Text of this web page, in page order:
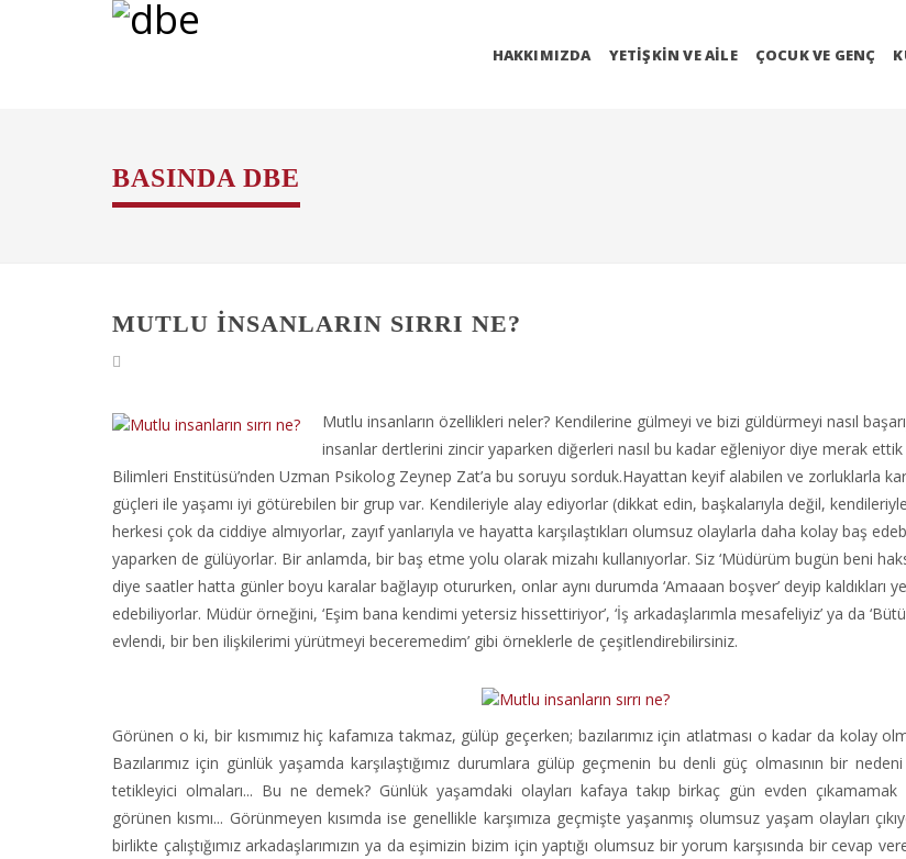
HAKKIMIZDA YETIŞKIN VE AILE ÇOCUK VE GENÇ
BASINDA DBE
MUTLU INSANLARIN SIRRI NE?
Mutlu insanların özellikleri neler? Kendilerine gülmeyi ve bizi güldürmeyi nasıl
insanlar dertlerini zincir yaparken diğerleri nasıl bu kadar eğleniyor diye merak ettik
Bilimleri Enstitüsü’nden Uzman Psikolog Zeynep Zat’a bu soruyu sorduk.Hayattan keyif alabilen ve zorluklarla
güçleri ile yaşamı iyi götürebilen bir grup var. Kendileriyle alay ediyorlar (dikkat edin, başkalarıyla değil,
herkesi çok da ciddiye almıyorlar, zayıf yanlarıyla ve hayatta karşılaştıkları olumsuz olaylarla daha kolay baş
yaparken de gülüyorlar. Bir anlamda, bir baş etme yolu olarak mizahı kullanıyorlar. Siz ‘Müdürüm bugün beni
diye saatler hatta günler boyu karalar bağlayıp otururken, onlar aynı durumda ‘Amaaan boşver’ deyip kaldıkları
edebiliyorlar. Müdür örneğini, ‘Eşim bana kendimi yetersiz hissettiriyor’, ‘İş arkadaşlarımla mesafeliyiz’ ya da
evlendi, bir ben ilişkilerimi yürütmeyi beceremedim’ gibi örneklerle de çeşitlendirebilirsiniz.
Görünen o ki, bir kısmımız hiç kafamıza takmaz, gülüp geçerken; bazılarımız için atlatması o kadar da kolay
Bazılarımız için günlük yaşamda karşılaştığımız durumlara gülüp geçmenin bu denli güç olmasının bir
tetikleyici olmaları... Bu ne demek? Günlük yaşamdaki olayları kafaya takıp birkaç gün evden çıkamamak
görünen kısmı... Görünmeyen kısımda ise genellikle karşımıza geçmişte yaşanmış olumsuz yaşam olayları
birlikte çalıştığımız arkadaşlarımızın ya da eşimizin bizim için yaptığı olumsuz bir yorum karşısında bir cevap